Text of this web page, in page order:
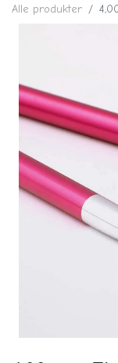
Alle produkter